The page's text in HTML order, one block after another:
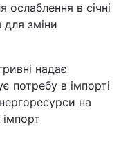
ослаблення в січні
зміни
надає
потребу в імпорті
на